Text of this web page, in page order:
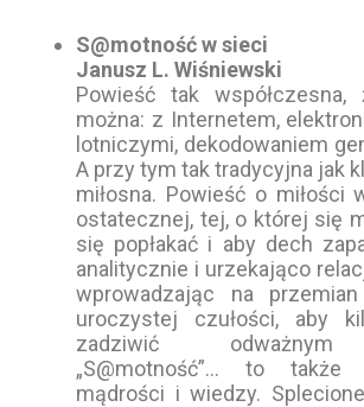
S@motność w sieci
Janusz L. Wiśniewski
Powieść tak
można: z Internetem,
lotniczymi, dekodowaniem
A przy tym tak tradycyjna jak
miłosna. Powieść o miłości
ostatecznej, tej, o której się
się popłakać i aby dech
analitycznie i urzekająco
wprowadzając na
uroczystej czułości, aby
zadziwić odważnym
„S@motność”… to także
mądrości i wiedzy.